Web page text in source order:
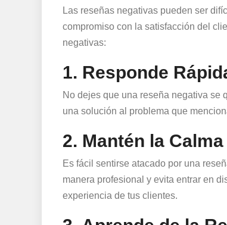
Las reseñas negativas pueden ser
compromiso con la satisfacción del
negativas:
1. Responde
No dejes que una reseña negativa se
una solución al problema que
2. Mantén la
Es fácil sentirse atacado por una
manera profesional y evita entrar en
experiencia de tus clientes.